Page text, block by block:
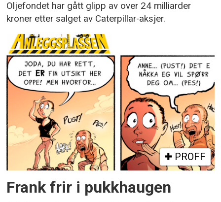
Oljefondet har gått glipp av over 24 milliarder
kroner etter salget av Caterpillar-aksjer.
PROFF
Frank frir i pukkhaugen